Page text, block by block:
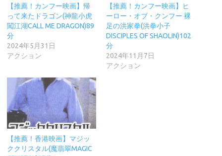
【推薦！カンフー映画】帰
って来たドラゴン(神龍小虎
闖江湖CALL ME DRAGON)89
分
2024年5月31日
アクション
【推薦！カンフー映画】ヒ
ーロー・オブ・クンフー 裸
足の洪家拳(洪拳小子
DISCIPLES OF SHAOLIN)102
分
2024年11月7日
アクション
【推薦！香港映画】マジッ
ククリスタル(魔翡翠MAGIC